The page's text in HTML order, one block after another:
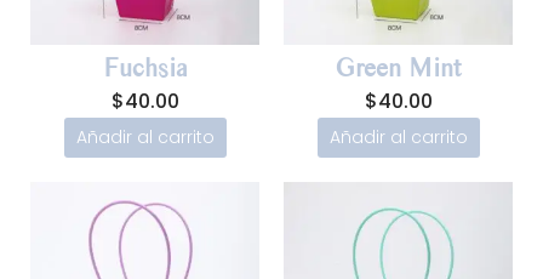
Fuchsia
$40.00
Añadir al carrito
Green Mint
$40.00
Añadir al carrito